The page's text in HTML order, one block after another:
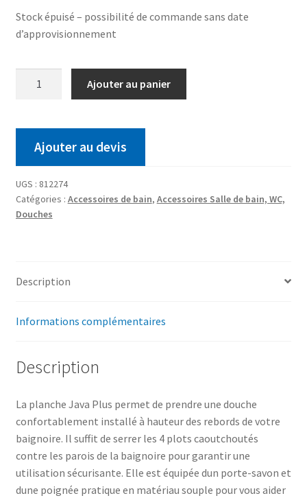
Stock épuisé – possibilité de commande sans date
d’approvisionnement
Ajouter au panier
Ajouter au devis
UGS : 812274
Catégories : Accessoires de bain, Accessoires Salle de bain, WC,
Douches
Description
Informations complémentaires
Description
La planche Java Plus permet de prendre une douche
confortablement installé à hauteur des rebords de votre
baignoire. Il suffit de serrer les 4 plots caoutchoutés
contre les parois de la baignoire pour garantir une
utilisation sécurisante. Elle est équipée dun porte-savon et
dune poignée pratique en matériau souple pour vous aider